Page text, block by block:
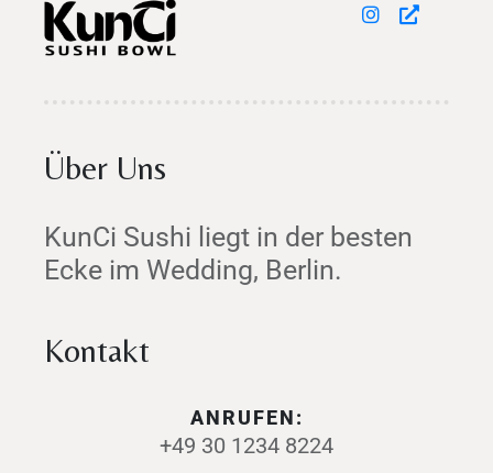
Über Uns
KunCi Sushi liegt in der besten
Ecke im Wedding, Berlin.
Kontakt
ANRUFEN:
+49 30 1234 8224